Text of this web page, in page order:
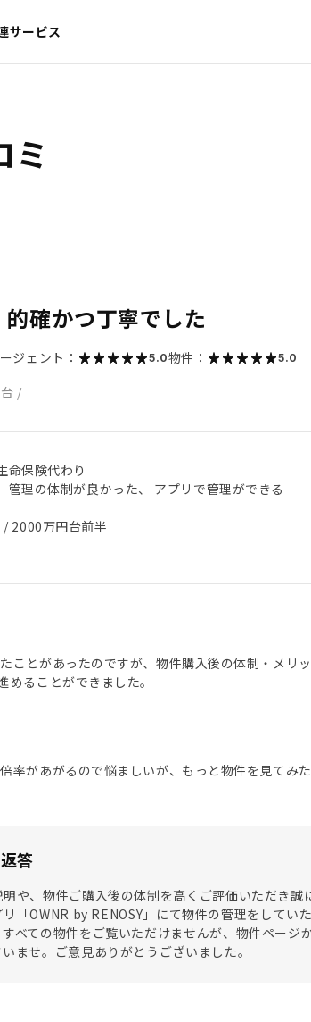
サービス
ミ
確かつ丁寧でした
ジェント： 5.0物件： 5.0
/
命保険代わり
管理の体制が良かった、 アプリで管理ができる
2000万円台前半
ことがあったのですが、物件購入後の体制・メリ
めることができました。
率があがるので悩ましいが、もっと物件を見てみ
答
や、物件ご購入後の体制を高くご評価いただき
「OWNR by RENOSY」にて物件の管理をしてい
べての物件をご覧いただけませんが、物件ペー
ませ。ご意見ありがとうございました。